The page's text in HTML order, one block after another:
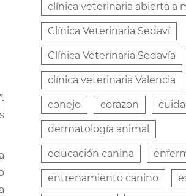
clínica veterinaria abierta a
Clínica Veterinaria Sedaví
Clínica Veterinaria Sedavía
clínica veterinaria Valencia
conejo corazon
dermatología animal
educación canina
entrenamiento canino